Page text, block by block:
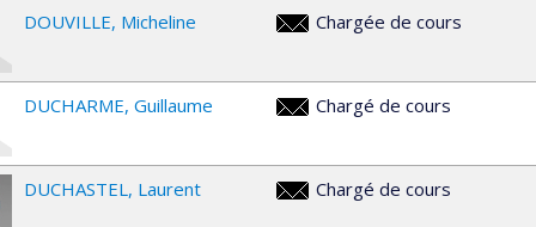
DOUVILLE Micheline
Chargée de cours
DUCHARME Guillaume
Chargé de cours
DUCHASTEL Laurent
Chargé de cours